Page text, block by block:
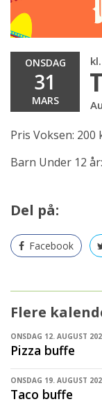
ONSDAG
31
MARS
Pris Voksen: 200
Barn Under 12
Del på:
Facebook
Flere
ONSDAG 12. AUGUST
Pizza buffe
ONSDAG 19. AUGUST
Taco buffe